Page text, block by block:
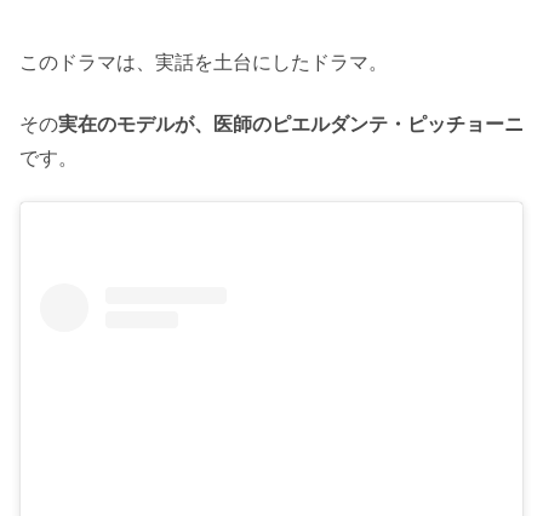
このドラマは、実話を土台にしたドラマ。
その実在のモデルが、医師のピエルダンテ・ピッチョーニ
です。